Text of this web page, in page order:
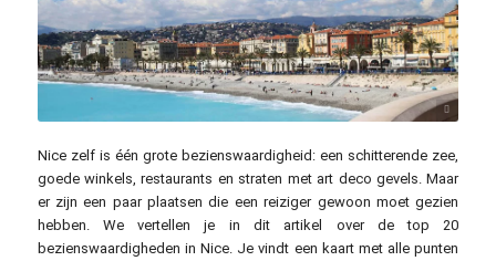
pxfuel.com / CC0
Nice zelf is één grote bezienswaardigheid: een schitterende zee,
goede winkels, restaurants en straten met art deco gevels. Maar
er zijn een paar plaatsen die een reiziger gewoon moet gezien
hebben. We vertellen je in dit artikel over de top 20
bezienswaardigheden in Nice. Je vindt een kaart met alle punten